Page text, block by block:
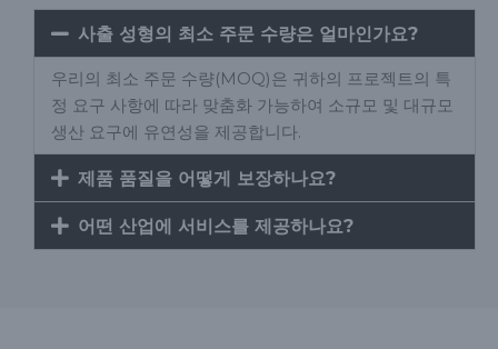
사출 성형의 최소 주문 수량은 얼마인가요?
우리의 최소 주문 수량(MOQ)은 귀하의 프로젝트의 특
정 요구 사항에 따라 맞춤화 가능하여 소규모 및 대규모
생산 요구에 유연성을 제공합니다.
제품 품질을 어떻게 보장하나요?
어떤 산업에 서비스를 제공하나요?